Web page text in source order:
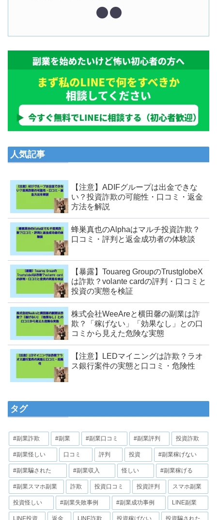
人気記事
【注意】ADIFグループは出金できな
い？投資詐欺の可能性・口コミ・返金
方法を解説
蜂巣真也のAlphaはマルチ投資詐欺？
口コミ・評判と返金成功者の体験談
【暴露】Touareg GroupのTrustglobeX
は詐欺？volante cardの評判・口コミと
投資の実態を検証
株式会社WeeAreと横田馨の副業は詐
欺？「稼げない」「効果なし」との口
コミから見えた危険な実態
【注意】LEDマイニングは詐欺？ラオ
ス銀行案件の実態と口コミ・危険性
タグ
#副業詐欺 #副業 #副業口コミ #副業評判 投資詐欺
#副業怪しい 口コミ 評判 投資 #副業稼げない
#副業騙された #副業収入 怪しい #副業稼げる
#副業スマホ副業 詐欺 投資口コミ 投資評判 スマホ副業
投資怪しい #副業失敗事例 #副業成功事例 LINE副業
LINE投資 返金 LINE詐欺 投資稼げない 投資騙された